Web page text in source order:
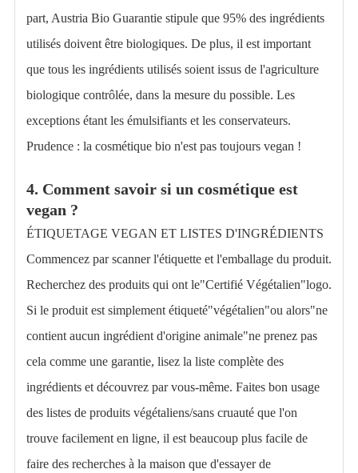
part, Austria Bio Guarantie stipule que 95% des ingrédients
utilisés doivent être biologiques. De plus, il est important
que tous les ingrédients utilisés soient issus de l'agriculture
biologique contrôlée, dans la mesure du possible. Les
exceptions étant les émulsifiants et les conservateurs.
Prudence : la cosmétique bio n'est pas toujours vegan !
4. Comment savoir si un cosmétique est
vegan ?
ÉTIQUETAGE VEGAN ET LISTES D'INGRÉDIENTS
Commencez par scanner l'étiquette et l'emballage du produit.
Recherchez des produits qui ont le"Certifié Végétalien"logo.
Si le produit est simplement étiqueté"végétalien"ou alors"ne
contient aucun ingrédient d'origine animale"ne prenez pas
cela comme une garantie, lisez la liste complète des
ingrédients et découvrez par vous-même. Faites bon usage
des listes de produits végétaliens/sans cruauté que l'on
trouve facilement en ligne, il est beaucoup plus facile de
faire des recherches à la maison que d'essayer de